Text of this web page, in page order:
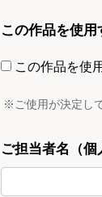
この作品を使用
この作品を使
※ご使用が決定し
ご担当者名（個